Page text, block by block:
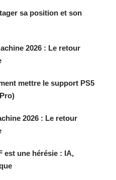
sa position et son
2026 : Le retour
mettre le support PS5
2026 : Le retour
est une hérésie : IA,